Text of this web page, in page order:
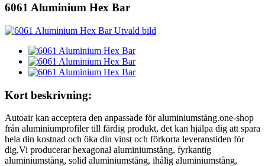
6061 Aluminium Hex Bar
Kort beskrivning:
Autoair kan acceptera den anpassade för aluminiumstång.one-shop
från aluminiumprofiler till färdig produkt, det kan hjälpa dig att spara
hela din kostnad och öka din vinst och förkorta leveranstiden för
dig.Vi producerar hexagonal aluminiumstång, fyrkantig
aluminiumstång, solid aluminiumstång, ihålig aluminiumstång,